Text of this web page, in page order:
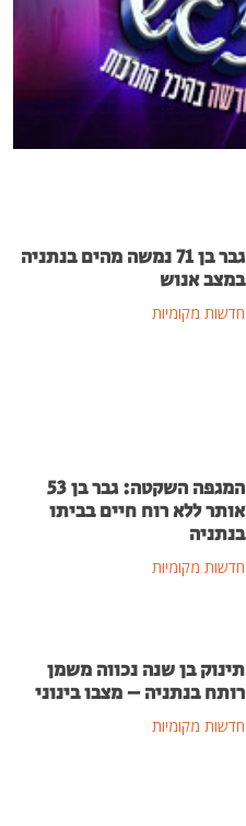
גבר בן 71 נמשה מהים בנתניה
במצב אנוש
חדשות מקומיות
המגפה השקטה: גבר בן 53
אותר ללא רוח חיים בביתו
בנתניה
חדשות מקומיות
תינוק בן שנה נכווה משמן
רותח בנתניה – מצבו בינוני
חדשות מקומיות